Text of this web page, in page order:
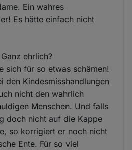
Ein wahres
Es hätte einfach nicht
ehrlich?
sich für so etwas schämen!
den Kindesmisshandlungen
nicht den wahrlich
Menschen. Und falls
doch nicht auf die Kappe
so korrigiert er noch nicht
Ente. Für so viel